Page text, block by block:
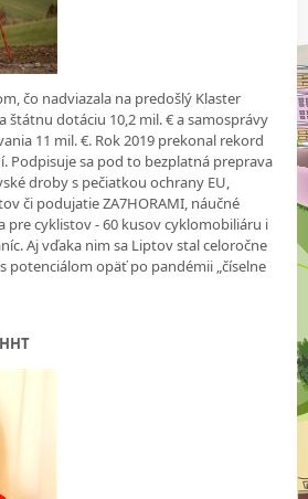
čo nadviazala na predošlý Klaster
štátnu dotáciu 10,2 mil. € a samosprávy
11 mil. €. Rok 2019 prekonal rekord
Podpisuje sa pod to bezplatná preprava
droby s pečiatkou ochrany EU,
či podujatie ZA7HORAMI, náučné
cyklistov - 60 kusov cyklomobiliáru i
Aj vďaka nim sa Liptov stal celoročne
potenciálom opäť po pandémii „číselne